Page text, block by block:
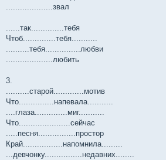
....................звал
......так..............тебя
Чтоб..............тебя...........
..........тебя...............любви
....................любить
3.
..........старой.............мотив
Что...............напевала...........
....глаза..............миг...........
Что......................сейчас
.....песня................простор
Край.................напомнила.........
...девчонку................недавних........